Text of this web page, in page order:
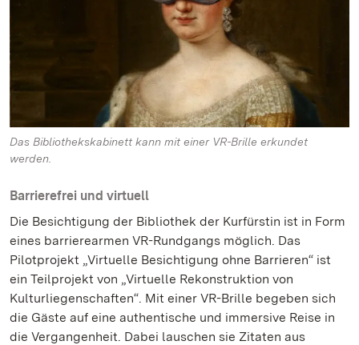
Das Bibliothekskabinett kann mit einer VR-Brille erkundet
werden.
Barrierefrei und virtuell
Die Besichtigung der Bibliothek der Kurfürstin ist in Form
eines barrierearmen VR-Rundgangs möglich. Das
Pilotprojekt „Virtuelle Besichtigung ohne Barrieren“ ist
ein Teilprojekt von „Virtuelle Rekonstruktion von
Kulturliegenschaften“. Mit einer VR-Brille begeben sich
die Gäste auf eine authentische und immersive Reise in
die Vergangenheit. Dabei lauschen sie Zitaten aus